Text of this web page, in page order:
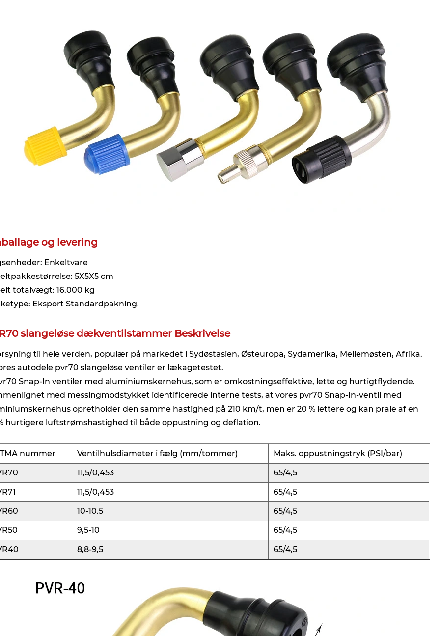
og levering
Enkeltvare
5X5X5 cm
totalvægt: 16.000 kg
Eksport Standardpakning.
slangeløse dækventilstammer Beskrivelse
til hele verden, populær på markedet i Sydøstasien, Østeuropa, Sydamerika, Mellemøsten, Afrika.
autodele pvr70 slangeløse ventiler er lækagetestet.
Snap-In ventiler med aluminiumskernehus, som er omkostningseffektive, lette og hurtigtflydende.
med messingmodstykket identificerede interne tests, at vores pvr70 Snap-In-ventil med
opretholder den samme hastighed på 210 km/t, men er 20 % lettere og kan prale af en
hurtigere luftstrømshastighed til både oppustning og deflation.
nummer Ventilhulsdiameter i fælg (mm/tommer) Maks. oppustningstryk (PSI/bar)
11,5/0,453 65/4,5
11,5/0,453 65/4,5
10-10.5 65/4,5
9,5-10 65/4,5
8,8-9,5 65/4,5